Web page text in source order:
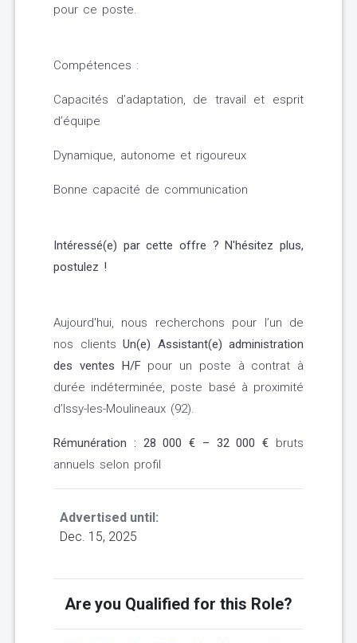
pour ce poste.
Compétences :
Capacités d’adaptation, de travail et esprit
d’équipe
Dynamique, autonome et rigoureux
Bonne capacité de communication
Intéressé(e) par cette offre ? N'hésitez plus,
postulez !
Aujourd'hui, nous recherchons pour l’un de
nos clients Un(e) Assistant(e) administration
des ventes H/F pour un poste à contrat à
durée indéterminée, poste basé à proximité
d’Issy-les-Moulineaux (92).
Rémunération : 28 000 € – 32 000 € bruts
annuels selon profil
Advertised until:
Dec. 15, 2025
Are you Qualified for this Role?